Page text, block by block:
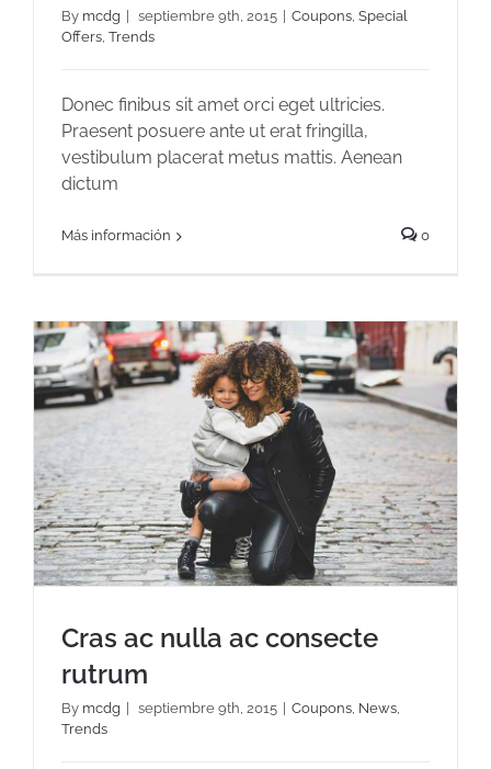
By mcdg septiembre 9th, 2015 Coupons, Special
Offers, Trends
Donec finibus sit amet orci eget ultricies.
Praesent posuere ante ut erat fringilla,
vestibulum placerat metus mattis. Aenean
dictum
Más información 0
Cras ac nulla ac consecte
rutrum
By mcdg septiembre 9th, 2015 Coupons, News,
Trends